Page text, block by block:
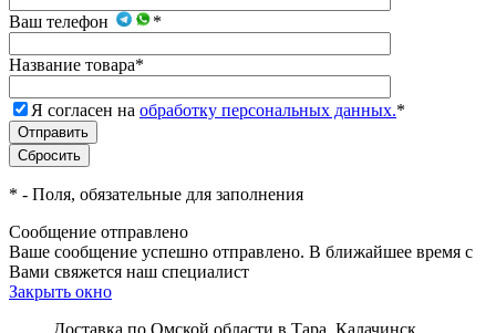
Ваш телефон *
Название товара*
Я согласен на обработку персональных данных.*
* - Поля, обязательные для заполнения
Сообщение отправлено
Ваше сообщение успешно отправлено. В ближайшее время с
Вами свяжется наш специалист
Закрыть окно